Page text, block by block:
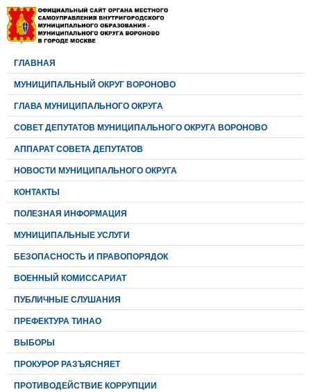
ГЛАВНАЯ
МУНИЦИПАЛЬНЫЙ ОКРУГ ВОРОНОВО
ГЛАВА МУНИЦИПАЛЬНОГО ОКРУГА
CОВЕТ ДЕПУТАТОВ МУНИЦИПАЛЬНОГО ОКРУГА ВОРОНОВО
АППАРАТ СОВЕТА ДЕПУТАТОВ
НОВОСТИ МУНИЦИПАЛЬНОГО ОКРУГА
КОНТАКТЫ
ПОЛЕЗНАЯ ИНФОРМАЦИЯ
МУНИЦИПАЛЬНЫЕ УСЛУГИ
БЕЗОПАСНОСТЬ И ПРАВОПОРЯДОК
ВОЕННЫЙ КОМИССАРИАТ
ПУБЛИЧНЫЕ СЛУШАНИЯ
ПРЕФЕКТУРА ТИНАО
ВЫБОРЫ
ПРОКУРОР РАЗЪЯСНЯЕТ
ПРОТИВОДЕЙСТВИЕ КОРРУПЦИИ